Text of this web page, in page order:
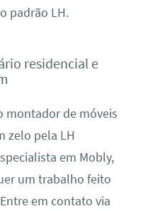
padrão LH.
residencial e
montador de móveis
zelo pela LH
em Mobly,
um trabalho feito
em contato via